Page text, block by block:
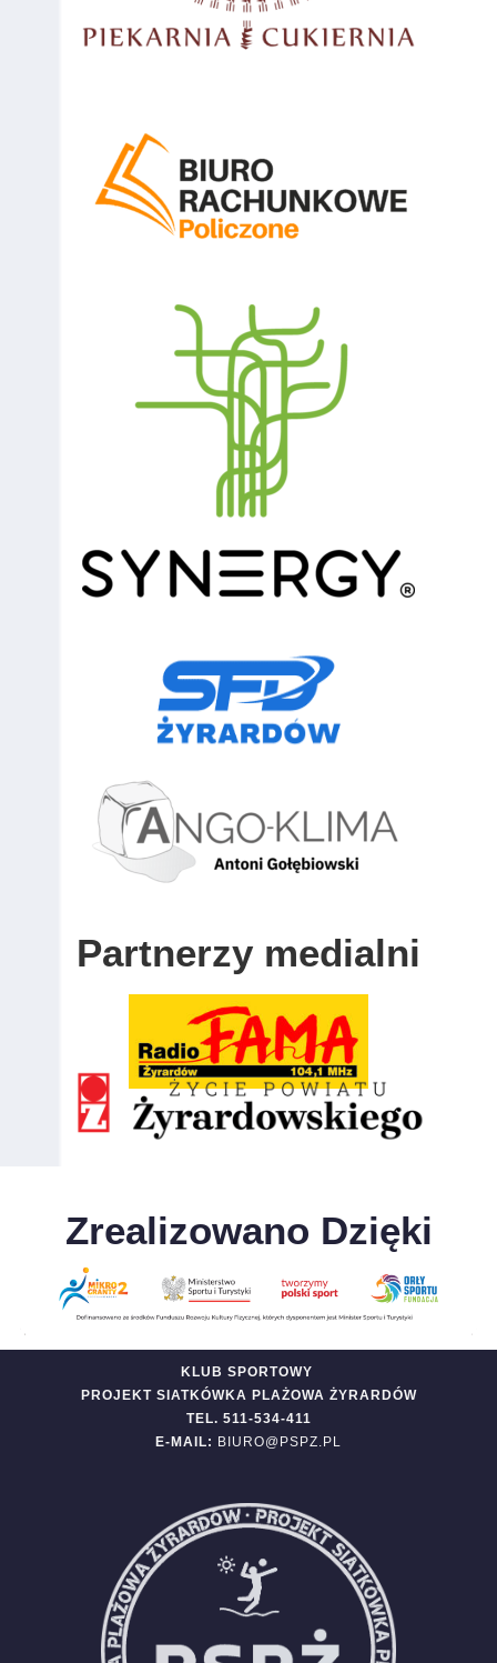
Partnerzy medialni
Zrealizowano Dzięki
KLUB SPORTOWY
PROJEKT SIATKÓWKA PLAŻOWA ŻYRARDÓW
TEL. 511-534-411
E-MAIL: BIURO@PSPZ.PL